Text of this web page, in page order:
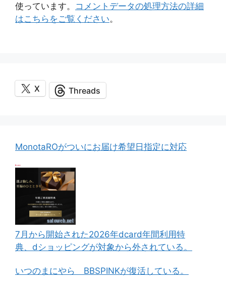
使っています。 コメントデータの処理方法の詳細
はこちらをご覧ください。
X Threads
MonotaROがついにお届け希望日指定に対応
7月から開始された2026年dcard年間利用特
典、dショッピングが対象から外されている。
いつのまにやら BBSPINKが復活している。